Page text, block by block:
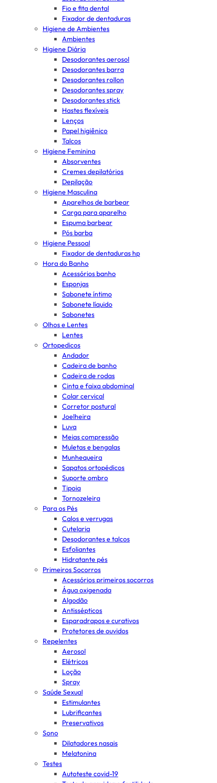
Fio e fita dental
Fixador de dentaduras
Higiene de Ambientes
Ambientes
Higiene Diária
Desodorantes aerosol
Desodorantes barra
Desodorantes rollon
Desodorantes spray
Desodorantes stick
Hastes flexíveis
Lenços
Papel higiênico
Talcos
Higiene Feminina
Absorventes
Cremes depilatórios
Depilação
Higiene Masculina
Aparelhos de barbear
Carga para aparelho
Espuma barbear
Pós barba
Higiene Pessoal
Fixador de dentaduras hp
Hora do Banho
Acessórios banho
Esponjas
Sabonete íntimo
Sabonete líquido
Sabonetes
Olhos e Lentes
Lentes
Ortopedicos
Andador
Cadeira de banho
Cadeira de rodas
Cinta e faixa abdominal
Colar cervical
Corretor postural
Joelheira
Luva
Meias compressão
Muletas e bengalas
Munhequeira
Sapatos ortopédicos
Suporte ombro
Tipoia
Tornozeleira
Para os Pés
Calos e verrugas
Cutelaria
Desodorantes e talcos
Esfoliantes
Hidratante pés
Primeiros Socorros
Acessórios primeiros socorros
Água oxigenada
Algodão
Antissépticos
Esparadrapos e curativos
Protetores de ouvidos
Repelentes
Aerosol
Elétricos
Loção
Spray
Saúde Sexual
Estimulantes
Lubrificantes
Preservativos
Sono
Dilatadores nasais
Melatonina
Testes
Autoteste covid-19